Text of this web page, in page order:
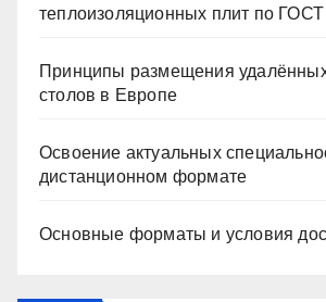
теплоизоляционных плит по ГОСТ
Принципы размещения
столов в Европе
Освоение актуальных
дистанционном формате
Основные форматы и условия